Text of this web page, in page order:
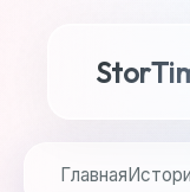
Главная